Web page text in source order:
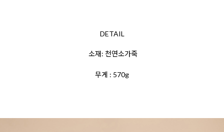
DETAIL
소재: 천연소가죽
무게 : 570g